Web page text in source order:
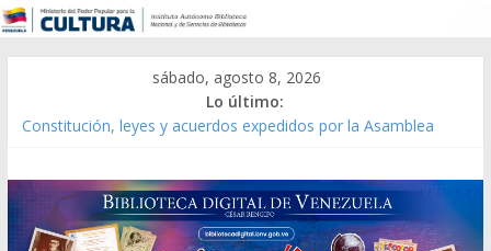
sábado, agosto 8, 2026
Lo último:
Catálogo temático de obras de Modesta Bor
Constitución, leyes y acuerdos expedidos por la Asamblea
Una Parálisis [material gráfico]
Modesta Bor Sánchez [material gráfico]
Gaceta Oficial de la República de Venezuela año CXXXIII Mes V,